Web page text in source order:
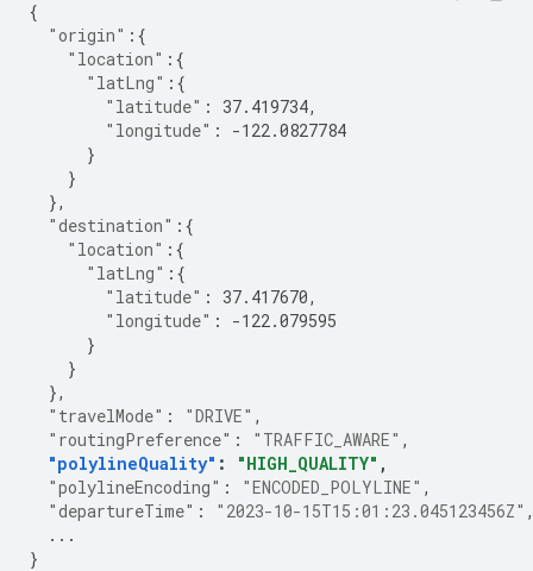
{
"origin" :{
"location" :{
"latLng" :{
"latitude" : 37.419734,
"longitude" :
-122.0827784
}
}
},
"destination" :{
"location" :{
"latLng" :{
"latitude" : 37.417670,
"longitude" :
-122.079595
}
}
},
"travelMode" : "DRIVE" ,
"routingPreference" : "TRAFFIC_AWARE" ,
"polylineQuality" : "HIGH_QUALITY" ,
"polylineEncoding" : "ENCODED_POLYLINE" ,
"departureTime" : "2023-10-15T15:01:23.045123456Z"
...
}